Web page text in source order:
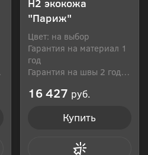
H2 экокожа
"Париж"
Цвет: на выбор
Гарантия на материал 1
год
Гарантия на швы 2 года
16 427 руб.
Купить